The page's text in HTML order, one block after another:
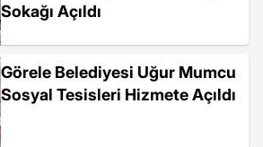
Sokağı Açıldı
Görele Belediyesi Uğur Mumcu
Sosyal Tesisleri Hizmete Açıldı